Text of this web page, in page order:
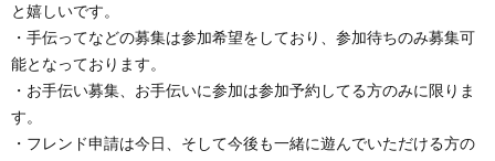
と嬉しいです。
・手伝ってなどの募集は参加希望をしており、参加待ちのみ募集可
能となっております。
・お手伝い募集、お手伝いに参加は参加予約してる方のみに限りま
す。
・フレンド申請は今日、そして今後も一緒に遊んでいただける方の